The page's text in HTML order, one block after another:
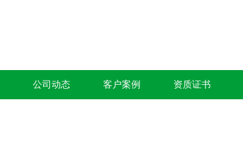
公司动态 客户案例 资质证书